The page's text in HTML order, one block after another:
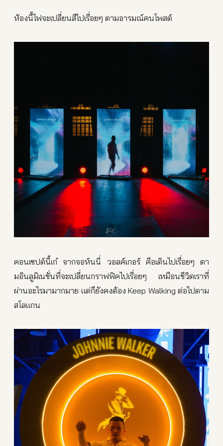
ห้องนี้ไฟจะเปลี่ยนสีไปเรื่อยๆ ตามอารมณ์คนโพสต์
คอนเซปต์นี้เก๋ จากจอห์นนี่ วอลค์เกอร์ คือเดินไปเรื่อยๆ ตา
มอินลูมิเนชั่นที่จะเปลี่ยนกราฟฟิคไปเรื่อยๆ เหมือนชีวิตเราที่
ผ่านอะไรมามากมาย แต่ก็ยังคงต้อง Keep Walking ต่อไปตาม
สโลแกน